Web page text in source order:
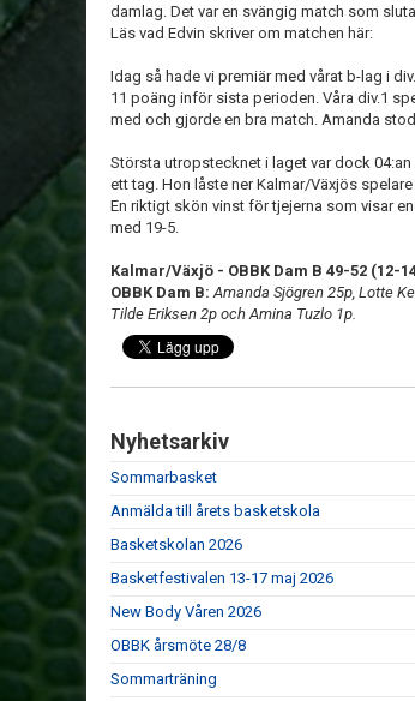
damlag. Det var en svängig match som
Läs vad Edvin skriver om matchen här:
Idag så hade vi premiär med vårat b-lag i
11 poäng inför sista perioden. Våra div.1
med och gjorde en bra match. Amanda
Största utropstecknet i laget var dock 04:an
ett tag. Hon låste ner Kalmar/Växjös
En riktigt skön vinst för tjejerna som visar
med 19-5.
Kalmar/Växjö - OBBK Dam B 49-52 (12-
OBBK Dam B: Amanda Sjögren 25p, Lotte
Tilde Eriksen 2p och Amina Tuzlo 1p.
Nyhetsarkiv
Sommarbasket
Anmälda till årets basketskola
Basketskolan 2026
Basketfestivalen 13-17 maj 2026
New Body Våren 2026
OBBK årsmöte 28/8
Sommarträning